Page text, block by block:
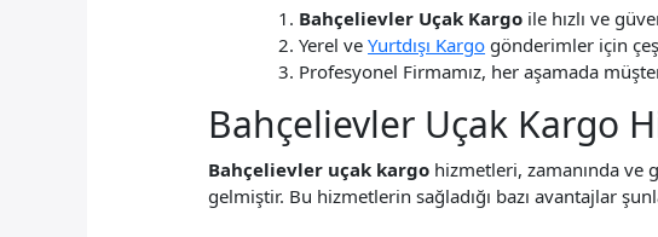
Bahçelievler Uçak Kargo ile hızlı ve
Yerel veYurtdışı Kargo gönderimler için
Profesyonel Firmamız, her aşamada
Bahçelievler Uçak Kargo
Bahçelievler uçak kargo hizmetleri, zamanında ve
gelmiştir. Bu hizmetlerin sağladığı bazı avantajlar